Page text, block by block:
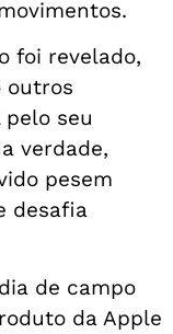
foi revelado,
outros
seu
verdade,
pesem
desafia
de campo
da Apple